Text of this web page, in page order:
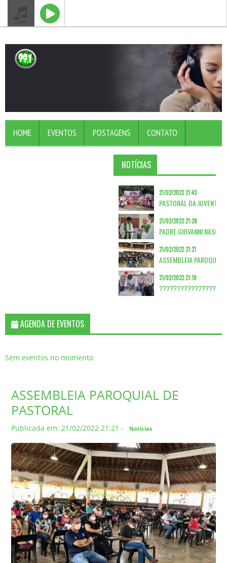
HOME EVENTOS POSTAGENS CONTATO
NOTÍCIAS
21/02/2022 21:43
21/02/2022 21:28
21/02/2022 21:21
ASSEMBLEIA PAROQUIAL
21/02/2022 21:18
AGENDA DE EVENTOS
Sem eventos no momento
ASSEMBLEIA PAROQUIAL DE
PASTORAL
Publicada em: 21/02/2022 21:21 - Notícias